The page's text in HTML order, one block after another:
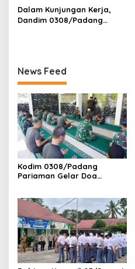
Patamuan
“Anugerah Nagari Aman
Dan Korong Tangguh”
Dalam Kunjungan Kerja,
Dandim 0308/Padang
News Feed
Kodim 0308/Padang
Pariaman Gelar Doa
Bonjol